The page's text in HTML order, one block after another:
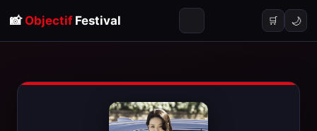
📸 ObjectifFestival 🛒 🌙